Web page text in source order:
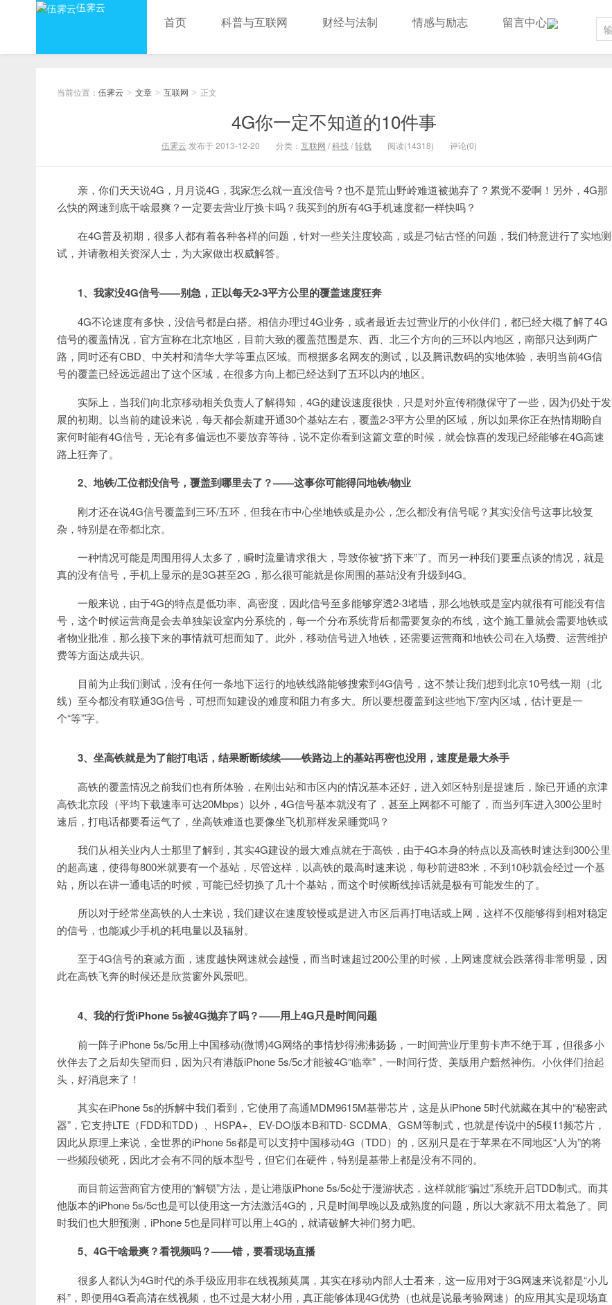
伍霁云
首页 科普与互联网 财经与法制 情感与励志 留言中心
当前位置： 伍霁云 > 文章 > 互联网 > 正文
4G你一定不知道的10件事
伍霁云 发布于 2013-12-20 分类： 互联网 /科技/转载 阅读(14318) 评论(0)
亲，你们天天说4G，月月说4G，我家怎么就一直没信号？也不是荒山野岭难道被抛弃了？累觉不爱啊！另外，4G那
么快的网速到底干啥最爽？一定要去营业厅换卡吗？我买到的所有4G手机速度都一样快吗？
在4G普及初期，很多人都有着各种各样的问题，针对一些关注度较高，或是刁钻古怪的问题，我们特意进行了实地测
试，并请教相关资深人士，为大家做出权威解答。
1、我家没4G信号——别急，正以每天2-3平方公里的覆盖速度狂奔
4G不论速度有多快，没信号都是白搭。相信办理过4G业务，或者最近去过营业厅的小伙伴们，都已经大概了解了4G
信号的覆盖情况，官方宣称在北京地区，目前大致的覆盖范围是东、西、北三个方向的三环以内地区，南部只达到两广
路，同时还有CBD、中关村和清华大学等重点区域。而根据多名网友的测试，以及腾讯数码的实地体验，表明当前4G信
号的覆盖已经远远超出了这个区域，在很多方向上都已经达到了五环以内的地区。
实际上，当我们向北京移动相关负责人了解得知，4G的建设速度很快，只是对外宣传稍微保守了一些，因为仍处于发
展的初期。以当前的建设来说，每天都会新建开通30个基站左右，覆盖2-3平方公里的区域，所以如果你正在热情期盼自
家何时能有4G信号，无论有多偏远也不要放弃等待，说不定你看到这篇文章的时候，就会惊喜的发现已经能够在4G高速
路上狂奔了。
2、地铁/工位都没信号，覆盖到哪里去了？——这事你可能得问地铁/物业
刚才还在说4G信号覆盖到三环/五环，但我在市中心坐地铁或是办公，怎么都没有信号呢？其实没信号这事比较复
杂，特别是在帝都北京。
一种情况可能是周围用得人太多了，瞬时流量请求很大，导致你被“挤下来”了。而另一种我们要重点谈的情况，就是
真的没有信号，手机上显示的是3G甚至2G，那么很可能就是你周围的基站没有升级到4G。
一般来说，由于4G的特点是低功率、高密度，因此信号至多能够穿透2-3堵墙，那么地铁或是室内就很有可能没有信
号，这个时候运营商是会去单独架设室内分系统的，每一个分布系统背后都需要复杂的布线，这个施工量就会需要地铁或
者物业批准，那么接下来的事情就可想而知了。此外，移动信号进入地铁，还需要运营商和地铁公司在入场费、运营维护
费等方面达成共识。
目前为止我们测试，没有任何一条地下运行的地铁线路能够搜索到4G信号，这不禁让我们想到北京10号线一期（北
线）至今都没有联通3G信号，可想而知建设的难度和阻力有多大。所以要想覆盖到这些地下/室内区域，估计更是一
个“等”字。
3、坐高铁就是为了能打电话，结果断断续续——铁路边上的基站再密也没用，速度是最大杀手
高铁的覆盖情况之前我们也有所体验，在刚出站和市区内的情况基本还好，进入郊区特别是提速后，除已开通的京津
高铁北京段（平均下载速率可达20Mbps）以外，4G信号基本就没有了，甚至上网都不可能了，而当列车进入300公里时
速后，打电话都要看运气了，坐高铁难道也要像坐飞机那样发呆睡觉吗？
我们从相关业内人士那里了解到，其实4G建设的最大难点就在于高铁，由于4G本身的特点以及高铁时速达到300公里
的超高速，使得每800米就要有一个基站，尽管这样，以高铁的最高时速来说，每秒前进83米，不到10秒就会经过一个基
站，所以在讲一通电话的时候，可能已经切换了几十个基站，而这个时候断线掉话就是极有可能发生的了。
所以对于经常坐高铁的人士来说，我们建议在速度较慢或是进入市区后再打电话或上网，这样不仅能够得到相对稳定
的信号，也能减少手机的耗电量以及辐射。
至于4G信号的衰减方面，速度越快网速就会越慢，而当时速超过200公里的时候，上网速度就会跌落得非常明显，因
此在高铁飞奔的时候还是欣赏窗外风景吧。
4、我的行货iPhone 5s被4G抛弃了吗？——用上4G只是时间问题
前一阵子iPhone 5s/5c用上中国移动(微博)4G网络的事情炒得沸沸扬扬，一时间营业厅里剪卡声不绝于耳，但很多小
伙伴去了之后却失望而归，因为只有港版iPhone 5s/5c才能被4G“临幸”，一时间行货、美版用户黯然神伤。小伙伴们抬起
头，好消息来了！
其实在iPhone 5s的拆解中我们看到，它使用了高通MDM9615M基带芯片，这是从iPhone 5时代就藏在其中的“秘密武
器”，它支持LTE（FDD和TDD）、HSPA+、EV-DO版本B和TD- SCDMA、GSM等制式，也就是传说中的5模11频芯片，
因此从原理上来说，全世界的iPhone 5s都是可以支持中国移动4G（TDD）的，区别只是在于苹果在不同地区“人为”的将
一些频段锁死，因此才会有不同的版本型号，但它们在硬件，特别是基带上都是没有不同的。
而目前运营商官方使用的“解锁”方法，是让港版iPhone 5s/5c处于漫游状态，这样就能“骗过”系统开启TDD制式。而其
他版本的iPhone 5s/5c也是可以使用这一方法激活4G的，只是时间早晚以及成熟度的问题，所以大家就不用太着急了。同
时我们也大胆预测，iPhone 5也是同样可以用上4G的，就请破解大神们努力吧。
5、4G干啥最爽？看视频吗？——错，要看现场直播
很多人都认为4G时代的杀手级应用非在线视频莫属，其实在移动内部人士看来，这一应用对于3G网速来说都是“小儿
科”，即便用4G看高清在线视频，也不过是大材小用，真正能够体现4G优势（也就是说最考验网速）的应用其实是现场直